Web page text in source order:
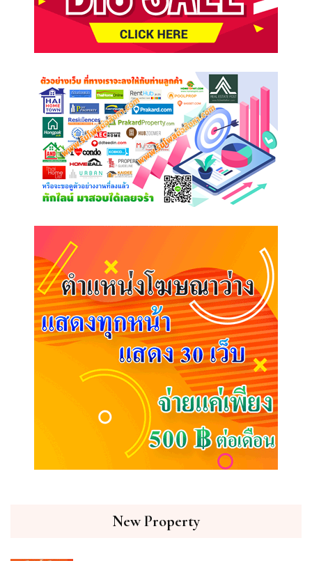
New Property